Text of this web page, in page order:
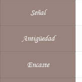
Señal
Antigüedad
Encaste